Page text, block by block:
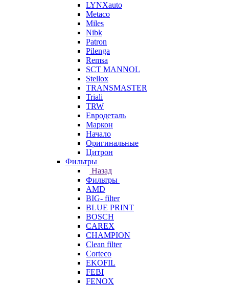
LYNXauto
Metaco
Miles
Nibk
Patron
Pilenga
Remsa
SCT MANNOL
Stellox
TRANSMASTER
Triali
TRW
Евродеталь
Маркон
Начало
Оригинальные
Цитрон
Фильтры
Назад
Фильтры
AMD
BIG- filter
BLUE PRINT
BOSCH
CAREX
CHAMPION
Clean filter
Corteco
EKOFIL
FEBI
FENOX